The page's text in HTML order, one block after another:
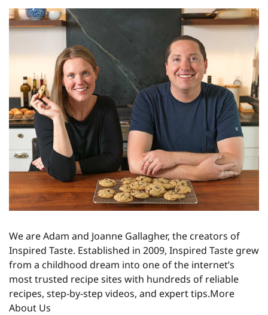
We are Adam and Joanne Gallagher, the creators of
Inspired Taste. Established in 2009, Inspired Taste grew
from a childhood dream into one of the internet’s
most trusted recipe sites with hundreds of reliable
recipes, step-by-step videos, and expert tips.More
About Us